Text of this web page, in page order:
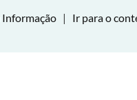
Informação | Ir para o